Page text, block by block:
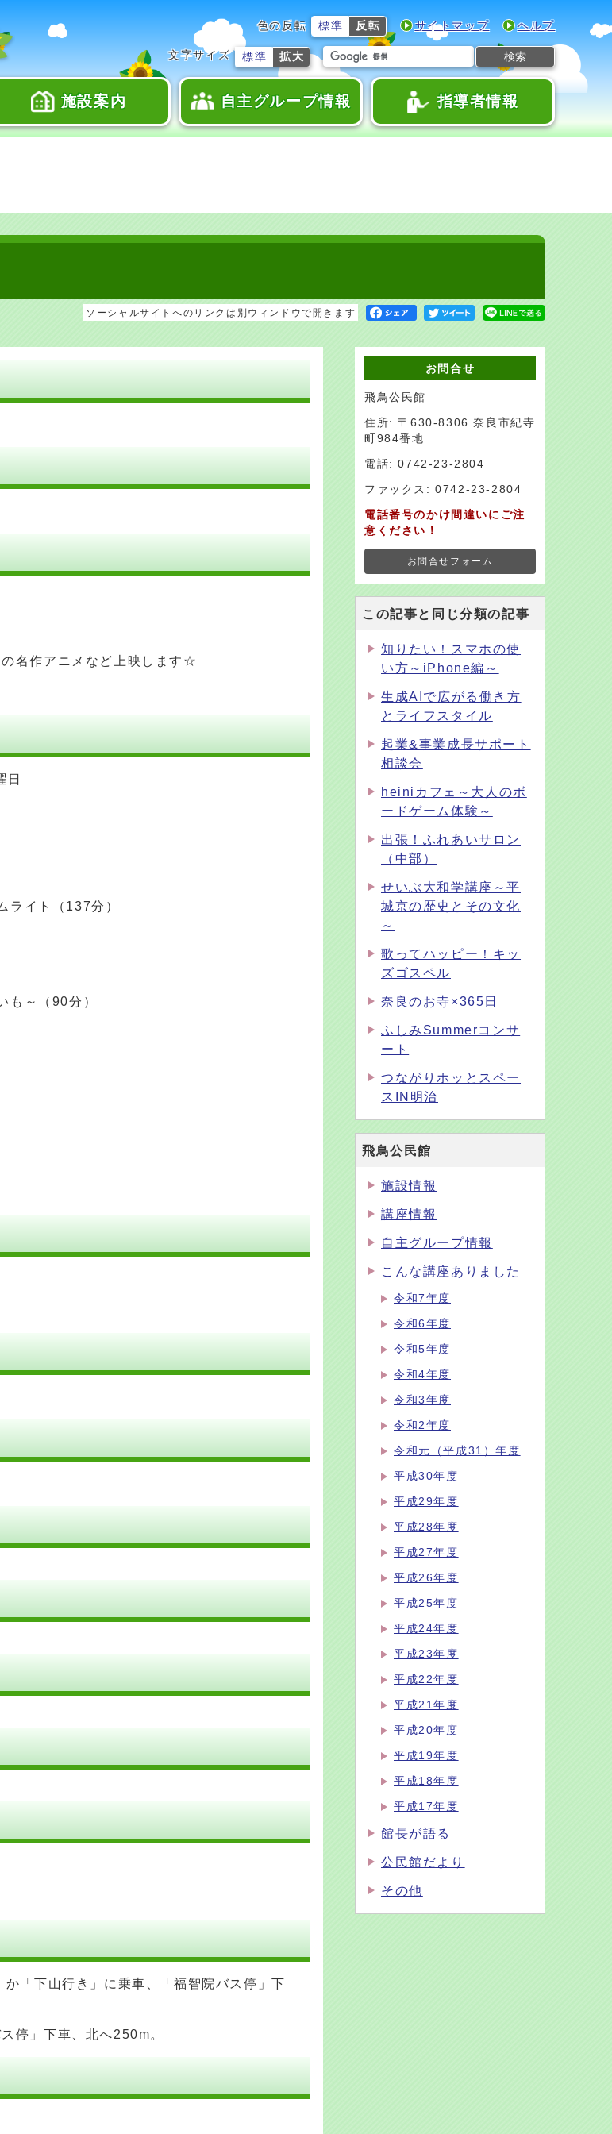
色の反転 標準 反転 サイトマップ ヘルプ
文字サイズ 標準 拡大 検索
施設案内 自主グループ情報 指導者情報
ソーシャルサイトへのリンクは別ウィンドウで開きます
名作アニメなど上映します☆
日
イト（137分）
～（90分）
「下山行き」に乗車、「福智院バス停」下
停」下車、北へ250m。
お問合せ
飛鳥公民館
住所: 〒630-8306 奈良市紀寺
町984番地
電話: 0742-23-2804
ファックス: 0742-23-2804
電話番号のかけ間違いにご注
意ください！
お問合せフォーム
この記事と同じ分類の記事
知りたい！スマホの使
い方～iPhone編～
生成AIで広がる働き方
とライフスタイル
起業&事業成長サポート
相談会
heiniカフェ～大人のボ
ードゲーム体験～
出張！ふれあいサロン
（中部）
せいぶ大和学講座～平
城京の歴史とその文化
～
歌ってハッピー！キッ
ズゴスペル
奈良のお寺×365日
ふしみSummerコンサ
ート
つながりホッとスペー
スIN明治
飛鳥公民館
施設情報
講座情報
自主グループ情報
こんな講座ありました
令和7年度
令和6年度
令和5年度
令和4年度
令和3年度
令和2年度
令和元（平成31）年度
平成30年度
平成29年度
平成28年度
平成27年度
平成26年度
平成25年度
平成24年度
平成23年度
平成22年度
平成21年度
平成20年度
平成19年度
平成18年度
平成17年度
館長が語る
公民館だより
その他